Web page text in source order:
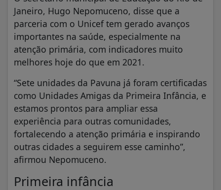
Janeiro, Hugo Nepomuceno, disse que a
parceria com o Unicef tem gerado avanços
importantes na saúde, especialmente na
atenção primária, com indicadores muito
melhores hoje do que em 2021.
“Sete unidades da Pavuna já foram certificadas
como Unidades Amigas da Primeira Infância, e
estamos prontos para ampliar essa
experiência para outras comunidades,
fortalecendo a atenção primária e inspirando
outras cidades a seguirem esse caminho”,
afirmou Nepomuceno.
Primeira infância